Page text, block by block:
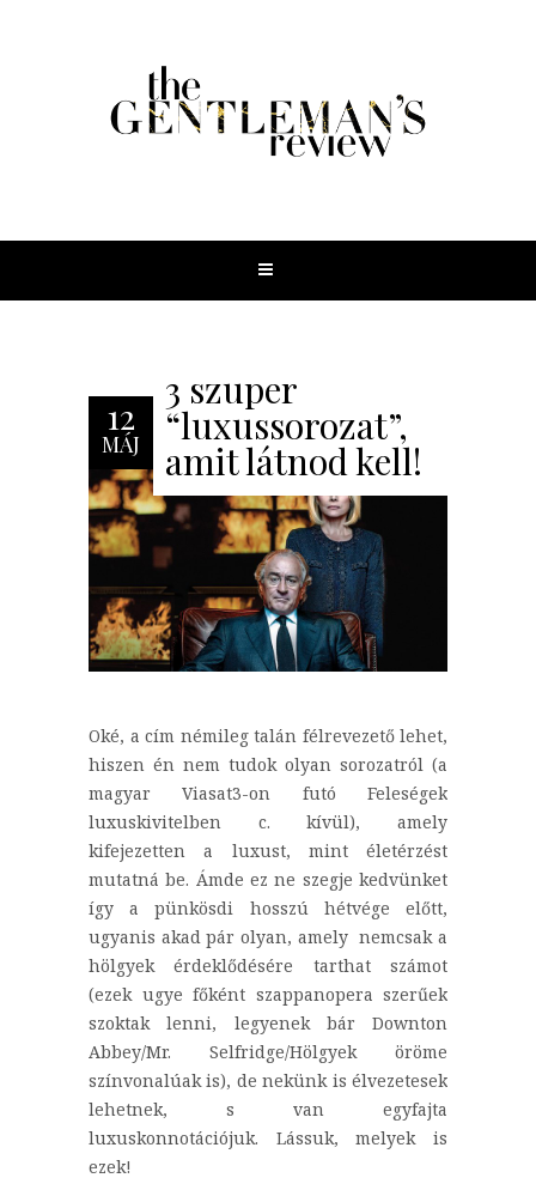
12
MÁJ
3 szuper
“luxussorozat”,
amit látnod kell!
Oké, a cím némileg talán félrevezető lehet,
hiszen én nem tudok olyan sorozatról (a
magyar Viasat3-on futó Feleségek
luxuskivitelben c. kívül), amely
kifejezetten a luxust, mint életérzést
mutatná be. Ámde ez ne szegje kedvünket
így a pünkösdi hosszú hétvége előtt,
ugyanis akad pár olyan, amely nemcsak a
hölgyek érdeklődésére tarthat számot
(ezek ugye főként szappanopera szerűek
szoktak lenni, legyenek bár Downton
Abbey/Mr. Selfridge/Hölgyek öröme
színvonalúak is), de nekünk is élvezetesek
lehetnek, s van egyfajta
luxuskonnotációjuk. Lássuk, melyek is
ezek!